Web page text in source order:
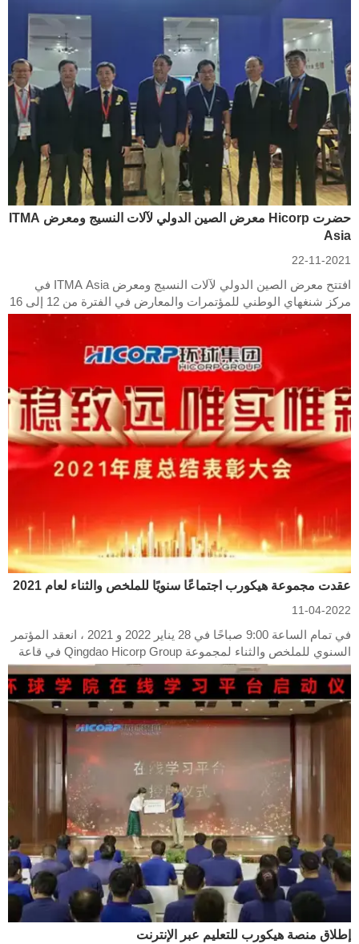
حضرت Hicorp معرض الصين الدولي لآلات النسيج ومعرض ITMA
Asia
22-11-2021
افتتح معرض الصين الدولي لآلات النسيج ومعرض ITMA Asia في
مركز شنغهاي الوطني للمؤتمرات والمعارض في الفترة من 12 إلى 16
يونيو. جلبت Hicorp Machinery أربعة منتجات تم بحثها حديثًا من HCP
عقدت مجموعة هيكورب اجتماعًا سنويًا للملخص والثناء لعام 2021
11-04-2022
في تمام الساعة 9:00 صباحًا في 28 يناير 2022 و 2021 ، انعقد المؤتمر
السنوي للملخص والثناء لمجموعة Qingdao Hicorp Group في قاعة
متعددة الوظائف بالمقر الرئيسي. موضوع المؤتمر هو "انطلق بثبات
وقم بالوصول إلى قاعدة بعيدة على الابتكار والممارسة".
إطلاق منصة هيكورب للتعليم عبر الإنترنت